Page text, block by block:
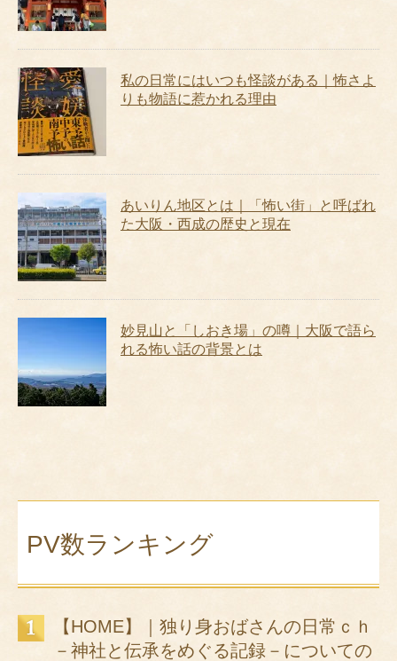
私の日常にはいつも怪談がある｜怖さよ
りも物語に惹かれる理由
あいりん地区とは｜「怖い街」と呼ばれ
た大阪・西成の歴史と現在
妙見山と「しおき場」の噂｜大阪で語ら
れる怖い話の背景とは
PV数ランキング
【HOME】｜独り身おばさんの日常ｃｈ
－神社と伝承をめぐる記録－についての